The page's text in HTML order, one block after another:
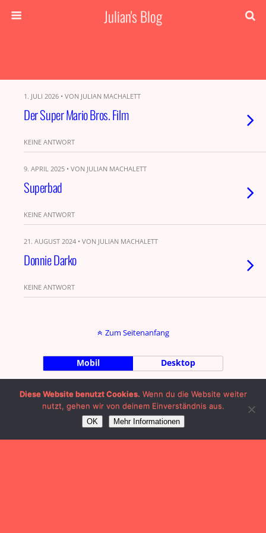
Julian's Blog
1. JULI 2026 • VON JULIAN MACHALETT
Der Super Mario Bros. Film
KEINE ANTWORT
9. APRIL 2025 • VON JULIAN MACHALETT
Superbad
KEINE ANTWORT
21. AUGUST 2024 • VON JULIAN MACHALETT
Donnie Darko
KEINE ANTWORT
Zum Seitenanfang
Mobil Desktop
by Julian Machalett |Impressum|
Diese Website benutzt Cookies. Wenn du die Website weiter
nutzt, gehen wir von deinem Einverständnis aus.
OK Mehr Informationen